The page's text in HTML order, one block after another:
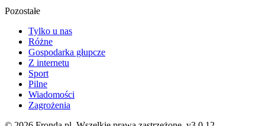
Pozostałe
Tylko u nas
Różne
Gospodarka głupcze
Z internetu
Sport
Pilne
Wiadomości
Zagrożenia